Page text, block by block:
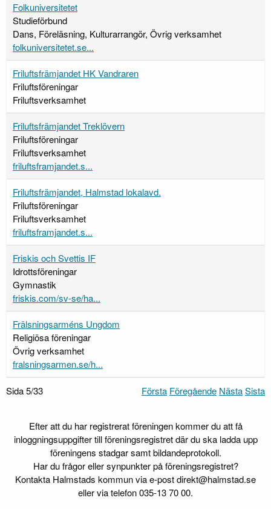
Folkuniversitetet
Studieförbund
Dans, Föreläsning, Kulturarrangör, Övrig verksamhet
folkuniversitetet.se...
Friluftsfrämjandet HK Vandraren
Friluftsföreningar
Friluftsverksamhet
Friluftsfrämjandet Treklövern
Friluftsföreningar
Friluftsverksamhet
friluftsframjandet.s...
Friluftsfrämjandet, Halmstad lokalavd.
Friluftsföreningar
Friluftsverksamhet
friluftsframjandet.s...
Friskis och Svettis IF
Idrottsföreningar
Gymnastik
friskis.com/sv-se/ha...
Frälsningsarméns Ungdom
Religiösa föreningar
Övrig verksamhet
fralsningsarmen.se/h...
Sida 5/33 Första Föregående NästaSista
Efter att du har registrerat föreningen kommer du att få
inloggningsuppgifter till föreningsregistret där du ska ladda upp
föreningens stadgar samt bildandeprotokoll.
Har du frågor eller synpunkter på föreningsregistret?
Kontakta Halmstads kommun via e-post direkt@halmstad.se
eller via telefon 035-13 70 00.